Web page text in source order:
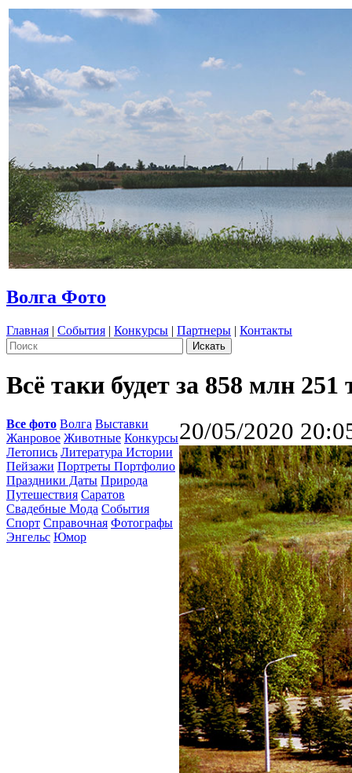
Волга Фото
Главная | События | Конкурсы | Партнеры | Контакты
Всё таки будет за 858 млн 251
Все фото Волга Выставки
Жанровое Животные Конкурсы
Летопись Литература Истории
Пейзажи Портреты Портфолио
Праздники Даты Природа
Путешествия Саратов
Свадебные Мода События
Спорт Справочная Фотографы
Энгельс Юмор
20/05/2020